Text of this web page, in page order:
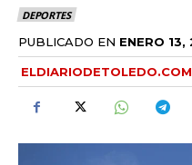
DEPORTES
PUBLICADO EN ENERO
ELDIARIODETOLEDO.COM